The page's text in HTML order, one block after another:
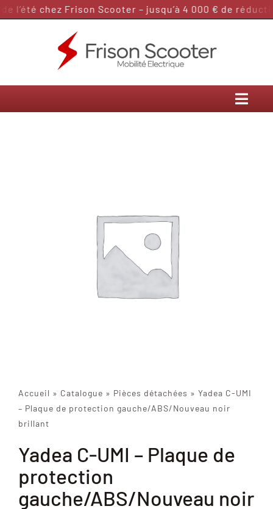
Passer
l’été chez Frison Scooter – jusqu’à 4 000 € de
Accueil » Catalogue » Pièces détachées » Yadea C-UMI
– Plaque de protection gauche/ABS/Nouveau noir
brillant
Yadea C-UMI – Plaque de
protection
gauche/ABS/Nouveau noir